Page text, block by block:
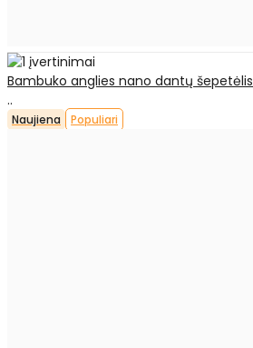
Bambuko anglies nano dantų šepetėlis
..
Naujiena Populiari